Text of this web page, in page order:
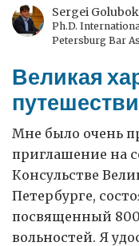
между
времена
Sergei Golubok
Ph.D.
Petersburg Bar
Великая
Мне было очень
приглашение на
Консульстве
Петербурге,
посвященный
вольностей. Я